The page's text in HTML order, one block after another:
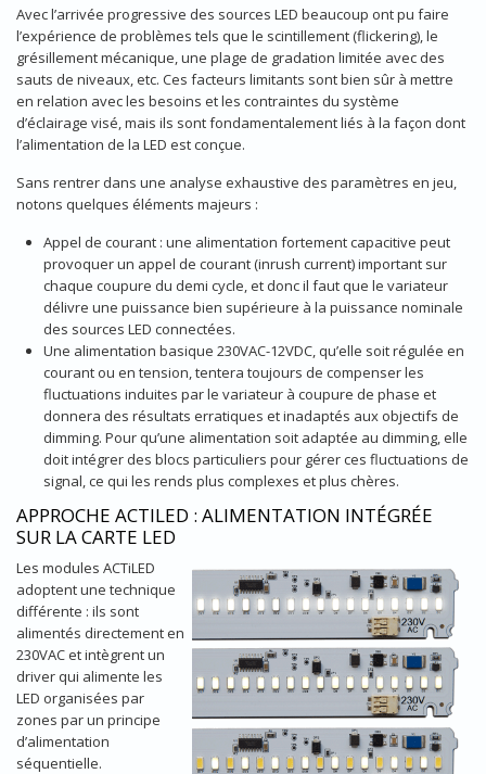
Avec l’arrivée progressive des sources LED beaucoup ont pu faire
l’expérience de problèmes tels que le scintillement (flickering), le
grésillement mécanique, une plage de gradation limitée avec des
sauts de niveaux, etc. Ces facteurs limitants sont bien sûr à mettre
en relation avec les besoins et les contraintes du système
d’éclairage visé, mais ils sont fondamentalement liés à la façon dont
l’alimentation de la LED est conçue.
Sans rentrer dans une analyse exhaustive des paramètres en jeu,
notons quelques éléments majeurs :
Appel de courant : une alimentation fortement capacitive peut
provoquer un appel de courant (inrush current) important sur
chaque coupure du demi cycle, et donc il faut que le variateur
délivre une puissance bien supérieure à la puissance nominale
des sources LED connectées.
Une alimentation basique 230VAC-12VDC, qu’elle soit régulée en
courant ou en tension, tentera toujours de compenser les
fluctuations induites par le variateur à coupure de phase et
donnera des résultats erratiques et inadaptés aux objectifs de
dimming. Pour qu’une alimentation soit adaptée au dimming, elle
doit intégrer des blocs particuliers pour gérer ces fluctuations de
signal, ce qui les rends plus complexes et plus chères.
​APPROCHE ACTILED : ALIMENTATION INTÉGRÉE
SUR LA CARTE LED​
Les modules ACTiLED
adoptent une technique
différente : ils sont
alimentés directement en
230VAC et intègrent un
driver qui alimente les
LED organisées par
zones par un principe
d’alimentation
séquentielle.